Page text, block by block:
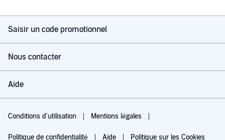
Saisir un code promotionnel
Nous contacter
Aide
Conditions d'utilisation Mentions légales
Politique de confidentialité Aide Politique sur les Cookies